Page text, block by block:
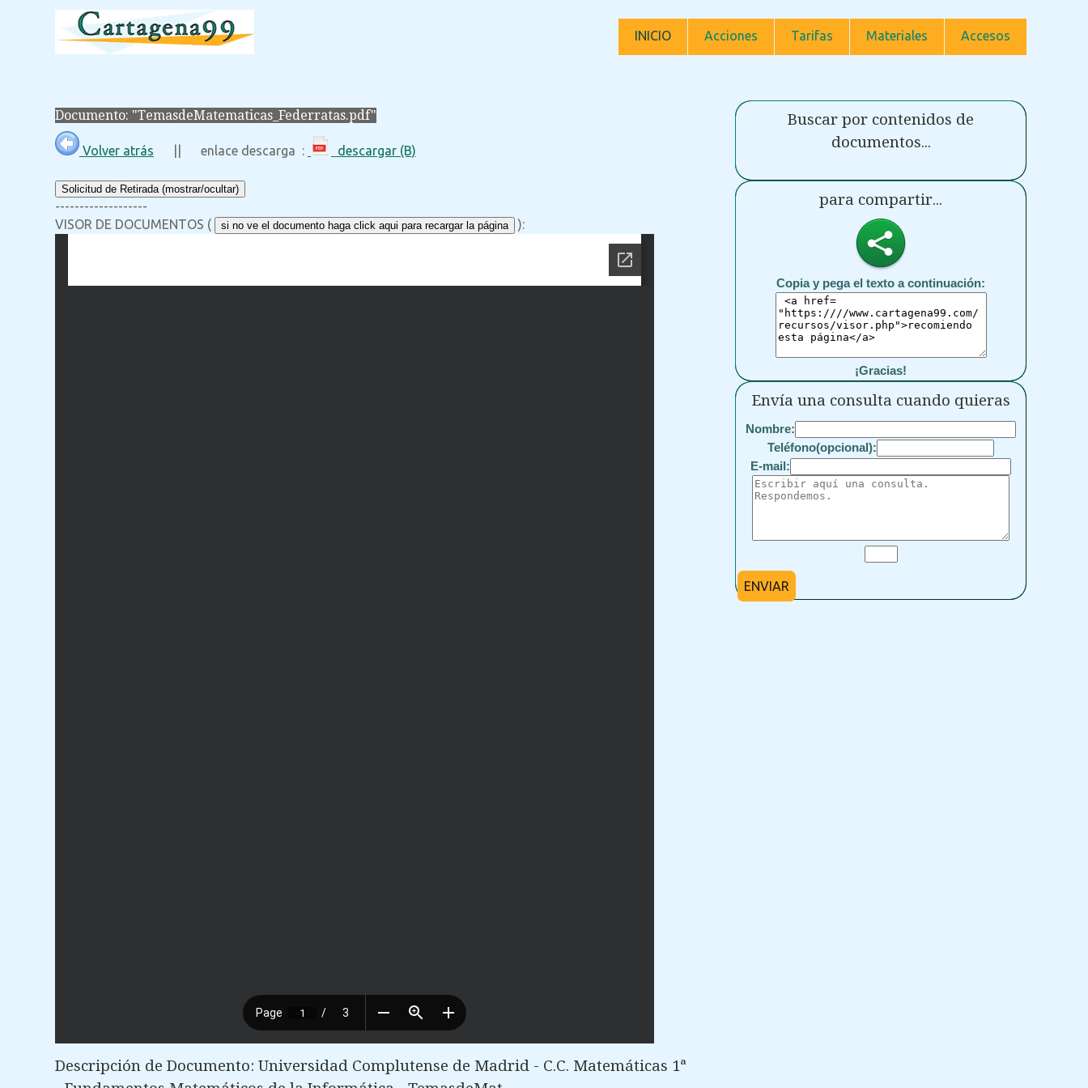
INICIO Acciones Tarifas Materiales Accesos
Documento: "TemasdeMatematicas_Federratas.pdf"
Volver atrás || enlace descarga : descargar (B)
Solicitud de Retirada (mostrar/ocultar)
-------------------
VISOR DE DOCUMENTOS (
si no ve el documento haga click aqui para recargar la página ):
Descripción de Documento: Universidad Complutense de Madrid - C.C. Matemáticas 1ª
Buscar por contenidos de
documentos...
para compartir...
Copia y pega el texto a continuación:
¡Gracias!
Envía una consulta cuando quieras
Nombre:
Teléfono(opcional):
E-mail:
ENVIAR